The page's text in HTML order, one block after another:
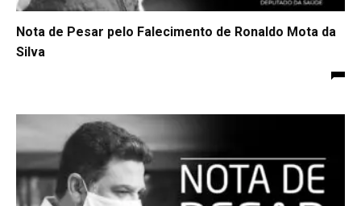
Nota de Pesar pelo Falecimento de Ronaldo Mota da
Silva